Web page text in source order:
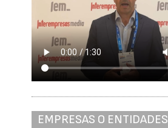
EMPRESAS O ENTIDADES